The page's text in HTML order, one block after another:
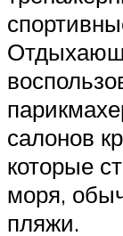
салонов
которые
моря,
пляжи.